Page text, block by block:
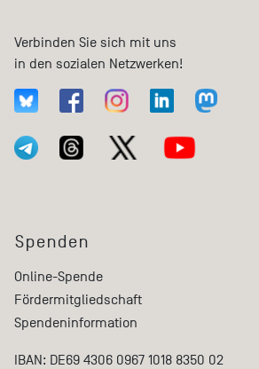
Verbinden Sie sich mit uns
in den sozialen Netzwerken!
Spenden
Online-Spende
Fördermitgliedschaft
Spendeninformation
IBAN: DE69 4306 0967 1018 8350 02